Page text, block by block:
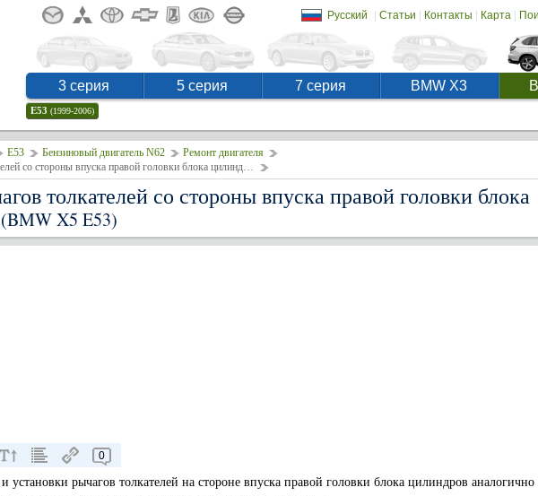
Русский | Статьи | Контакты | Карта|
3 серия 5 серия 7 серия BMW X3
E53 (1999-2006)
E53 Бензиновый двигатель N62
Ремонт двигателя
Замена рычагов толкателей со стороны впуска правой головки блока цилиндров
толкателей со стороны впуска правой головки блока
(BMW X5 E53)
0
установки рычагов толкателей на стороне впуска правой головки блока цилиндров аналогично